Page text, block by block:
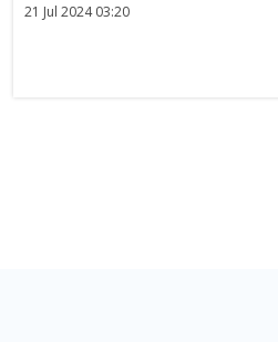
21 Jul 2024 03:20